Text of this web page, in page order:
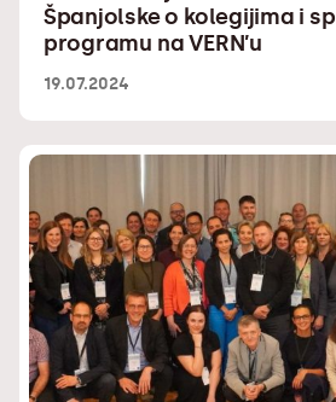
Španjolske o kolegijima i
programu na VERN’u
19.07.2024